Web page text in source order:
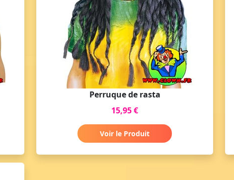
Perruque de rasta
15,95 €
Voir le Produit